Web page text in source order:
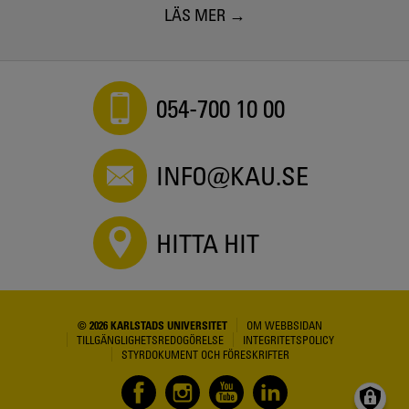
LÄS MER
054-700 10 00
INFO@KAU.SE
HITTA HIT
© 2026 KARLSTADS UNIVERSITET
OM WEBBSIDAN
TILLGÄNGLIGHETSREDOGÖRELSE
INTEGRITETSPOLICY
STYRDOKUMENT OCH FÖRESKRIFTER